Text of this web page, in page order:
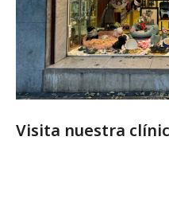
Visita nuestra